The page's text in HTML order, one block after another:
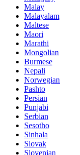
Malay
Malayalam
Maltese
Maori
Marathi
Mongolian
Burmese
Nepali
Norwegian
Pashto
Persian
Punjabi
Serbian
Sesotho
Sinhala
Slovak
Slovenian